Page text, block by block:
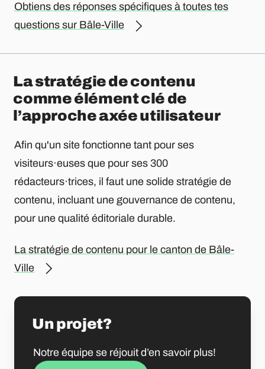
Obtiens des réponses spécifiques à toutes tes
questions sur Bâle-Ville
La stratégie de contenu
comme élément clé de
l’approche axée utilisateur
Afin qu'un site fonctionne tant pour ses
visiteurs·euses que pour ses 300
rédacteurs·trices, il faut une solide stratégie de
contenu, incluant une gouvernance de contenu,
pour une qualité éditoriale durable.
La stratégie de contenu pour le canton de Bâle-
Ville
Un projet?
Notre équipe se réjouit d’en savoir plus!